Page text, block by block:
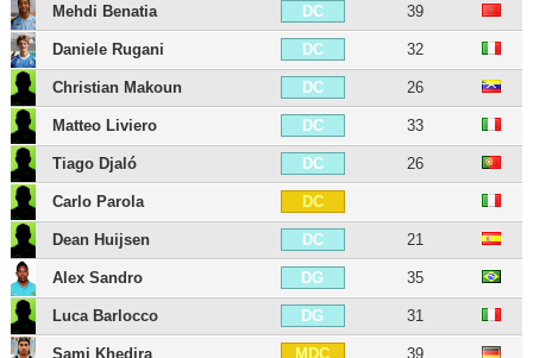
Mehdi Benatia DC 39
Daniele Rugani DC 32
Christian Makoun DC 26
Matteo Liviero DC 33
Tiago Djaló DC 26
Carlo Parola DC
Dean Huijsen DC 21
Alex Sandro DG 35
Luca Barlocco DG 31
Sami Khedira MDC 39